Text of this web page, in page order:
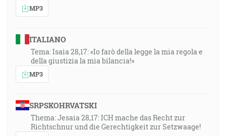
MP3
ITALIANO
Tema: Isaia 28,17: «Io farò della legge la mia regola e
della giustizia la mia bilancia!»
MP3
SRPSKOHRVATSKI
Thema: Jesaia 28,17: ICH mache das Recht zur
Richtschnur und die Gerechtigkeit zur Setzwaage!